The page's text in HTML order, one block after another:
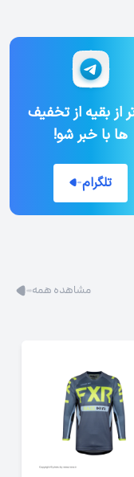
از بقیه از تخفیف
ها با خبر شو!
تلگرام
مشاهده همه